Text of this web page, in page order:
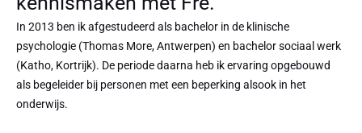
In 2013 ben ik afgestudeerd als bachelor in de klinische
psychologie (Thomas More, Antwerpen) en bachelor sociaal werk
(Katho, Kortrijk). De periode daarna heb ik ervaring opgebouwd
als begeleider bij personen met een beperking alsook in het
onderwijs.